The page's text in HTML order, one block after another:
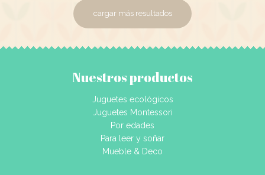
cargar más resultados
Nuestros productos
Juguetes ecológicos
Juguetes Montessori
Por edades
Para leer y soñar
Mueble & Deco